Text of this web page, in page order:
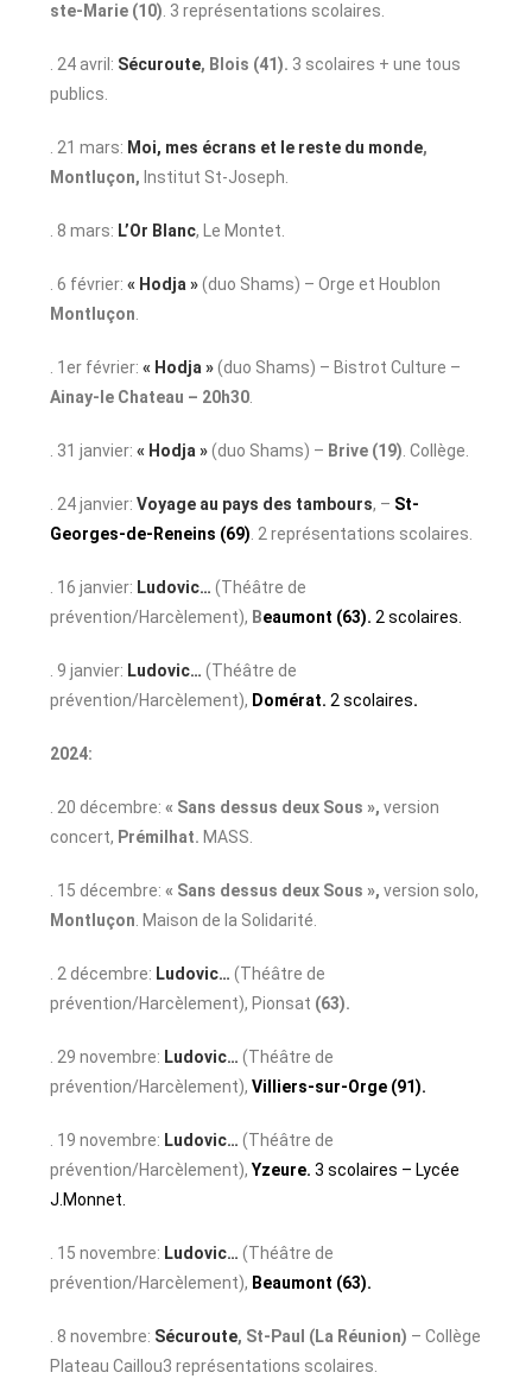
ste-Marie (10) . 3 représentations scolaires.
. 24 avril: Sécuroute, Blois (41). 3 scolaires + une tous
publics.
. 21 mars: Moi, mes écrans et le reste du monde,
Montluçon, Institut St-Joseph.
. 8 mars: L’Or Blanc, Le Montet.
. 6 février:« Hodja »(duo Shams) – Orge et Houblon
Montluçon
. 1er février:« Hodja »(duo Shams) – Bistrot Culture –
Ainay-le Chateau – 20h30
. 31 janvier:« Hodja »(duo Shams) – Brive (19) . Collège.
. 24 janvier:Voyage au pays des tambours, – St-
Georges-de-Reneins (69) . 2 représentations scolaires.
. 16 janvier: Ludovic… (Théâtre de
prévention/Harcèlement), Beaumont (63). 2 scolaires.
. 9 janvier: Ludovic… (Théâtre de
prévention/Harcèlement), Domérat. 2 scolaires.
2024:
. 20 décembre:« Sans dessus deux Sous »,version
concert, Prémilhat. MASS.
. 15 décembre:« Sans dessus deux Sous »,version solo,
Montluçon . Maison de la Solidarité.
. 2 décembre: Ludovic… (Théâtre de
prévention/Harcèlement), Pionsat (63).
. 29 novembre: Ludovic… (Théâtre de
prévention/Harcèlement),Villiers-sur-Orge (91).
. 19 novembre: Ludovic… (Théâtre de
prévention/Harcèlement),Yzeure. 3 scolaires – Lycée
J.Monnet.
. 15 novembre: Ludovic… (Théâtre de
prévention/Harcèlement), Beaumont (63).
. 8 novembre: Sécuroute, St-Paul (La Réunion) – Collège
Plateau Caillou3 représentations scolaires.